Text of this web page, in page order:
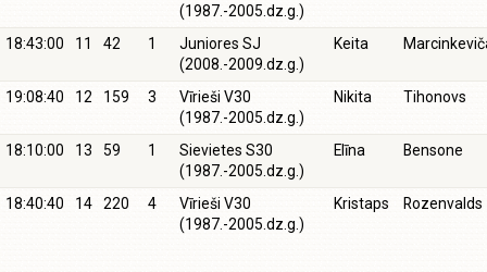
(1987.-2005.dz.g.)
18:43:00 11 42 1
Juniores SJ
(2008.-2009.dz.g.)
Keita
19:08:40 12 159 3
Vīrieši V30
(1987.-2005.dz.g.)
Nikita Tihonovs
18:10:00 13 59 1
Sievietes S30
(1987.-2005.dz.g.)
Elīna Bensone
18:40:40 14 220 4
Vīrieši V30
(1987.-2005.dz.g.)
Kristaps Rozenvalds